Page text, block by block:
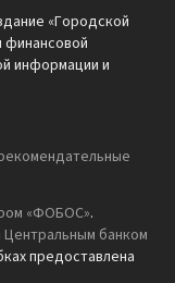
«Городской
финансовой
информации и
«ФОБОС».
Центральным банком
предоставлена